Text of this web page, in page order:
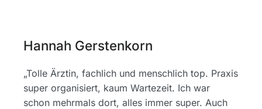
Hannah Gerstenkorn
„Tolle Ärztin, fachlich und menschlich top. Praxis
super organisiert, kaum Wartezeit. Ich war
schon mehrmals dort, alles immer super. Auch